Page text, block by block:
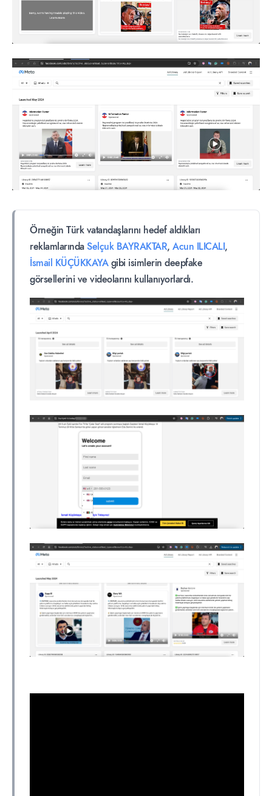
Örneğin Türk vatandaşlarını hedef aldıkları
reklamlarında Selçuk BAYRAKTAR, Acun ILICALI,
İsmail KÜÇÜKKAYAgibi isimlerin deepfake
görsellerini ve videolarını kullanıyorlardı.